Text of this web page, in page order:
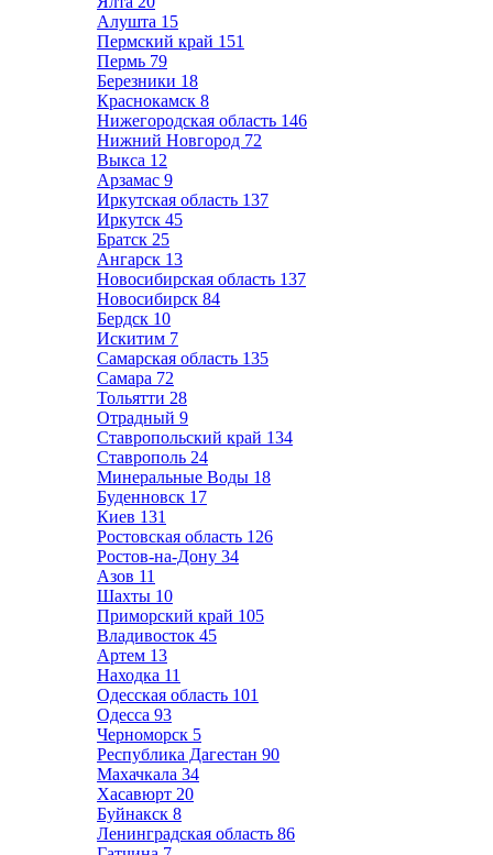
Алушта 15
Пермский край 151
Пермь 79
Березники 18
Краснокамск 8
Нижегородская область 146
Нижний Новгород 72
Выкса 12
Арзамас 9
Иркутская область 137
Иркутск 45
Братск 25
Ангарск 13
Новосибирская область 137
Новосибирск 84
Бердск 10
Искитим 7
Самарская область 135
Самара 72
Тольятти 28
Отрадный 9
Ставропольский край 134
Ставрополь 24
Минеральные Воды 18
Буденновск 17
Киев 131
Ростовская область 126
Ростов-на-Дону 34
Азов 11
Шахты 10
Приморский край 105
Владивосток 45
Артем 13
Находка 11
Одесская область 101
Одесса 93
Черноморск 5
Республика Дагестан 90
Махачкала 34
Хасавюрт 20
Буйнакск 8
Ленинградская область 86